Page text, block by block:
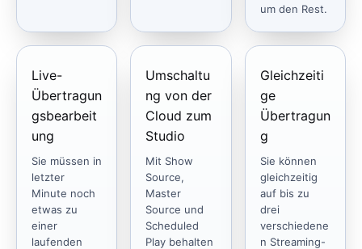
um den Rest.
Live-
Übertragun
gsbearbeit
ung
Sie müssen in
letzter
Minute noch
etwas zu
einer
laufenden
Umschaltu
ng von der
Cloud zum
Studio
Mit Show
Source,
Master
Source und
Scheduled
Play behalten
Gleichzeiti
ge
Übertragun
g
Sie können
gleichzeitig
auf bis zu
drei
verschiedene
n Streaming-